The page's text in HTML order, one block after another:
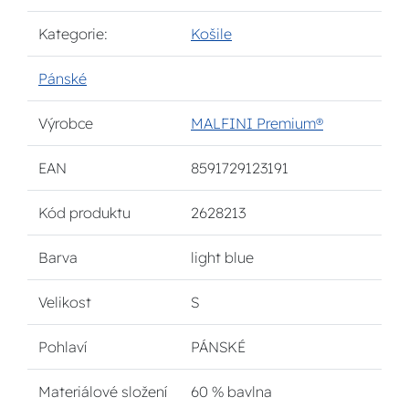
Kategorie: Košile
Pánské
Výrobce MALFINI Premium®
EAN 8591729123191
Kód produktu 2628213
Barva light blue
Velikost S
Pohlaví PÁNSKÉ
Materiálové složení 60 % bavlna